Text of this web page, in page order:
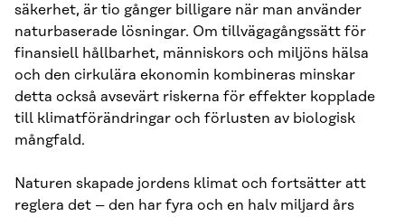
säkerhet, är tio gånger billigare när man använder
naturbaserade lösningar. Om tillvägagångssätt för
finansiell hållbarhet, människors och miljöns hälsa
och den cirkulära ekonomin kombineras minskar
detta också avsevärt riskerna för effekter kopplade
till klimatförändringar och förlusten av biologisk
mångfald.
Naturen skapade jordens klimat och fortsätter att
reglera det – den har fyra och en halv miljard års